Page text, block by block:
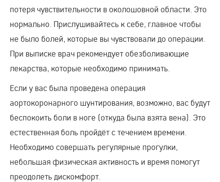
потеря чувствительности в околошовной области. Это
нормально. Прислушивайтесь к себе, главное чтобы
не было болей, которые вы чувствовали до операции.
При выписке врач рекомендует обезболивающие
лекарства, которые необходимо принимать.
Если у вас была проведена операция
аортокоронарного шунтирования, возможно, вас будут
беспокоить боли в ноге (откуда была взята вена). Это
естественная боль пройдёт с течением времени.
Необходимо совершать регулярные прогулки,
небольшая физическая активность и время помогут
преодолеть дискомфорт.